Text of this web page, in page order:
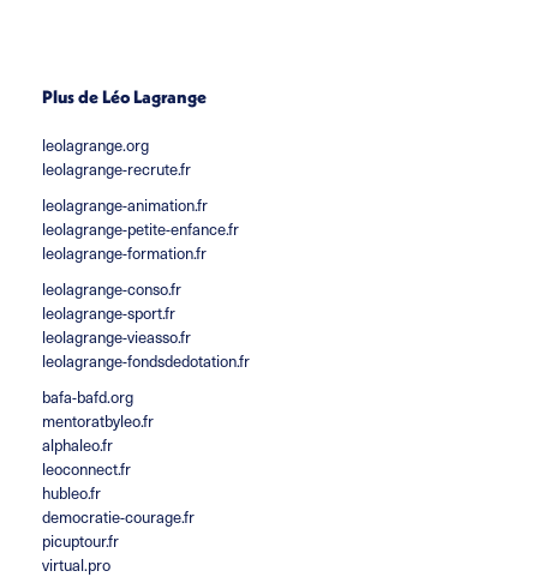
Plus de Léo Lagrange
leolagrange.org
leolagrange-recrute.fr
leolagrange-animation.fr
leolagrange-petite-enfance.fr
leolagrange-formation.fr
leolagrange-conso.fr
leolagrange-sport.fr
leolagrange-vieasso.fr
leolagrange-fondsdedotation.fr
bafa-bafd.org
mentoratbyleo.fr
alphaleo.fr
leoconnect.fr
hubleo.fr
democratie-courage.fr
picuptour.fr
virtual.pro